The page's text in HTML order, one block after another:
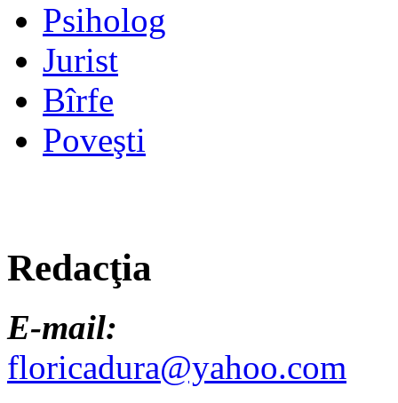
Psiholog
Jurist
Bîrfe
Poveşti
Redacţia
E-mail:
floricadura@yahoo.com